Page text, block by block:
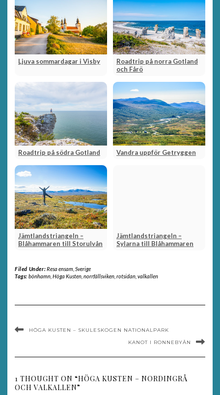
Ljuva sommardagar i Visby
Roadtrip på norra Gotland
och Fårö
Roadtrip på södra Gotland Vandra uppför Getryggen
Jämtlandstriangeln –
Blåhammaren till Storulvån
Jämtlandstriangeln –
Sylarna till Blåhammaren
Filed Under:Resa ensam Sverige
Tags: bönhamn, Höga Kusten, norrfällsviken, rotsidan, valkallen
HÖGA KUSTEN – SKULESKOGEN NATIONALPARK
KANOT I RONNEBYÅN
1 THOUGHT ON “HÖGA KUSTEN – NORDINGRÅ
OCH VALKALLEN”